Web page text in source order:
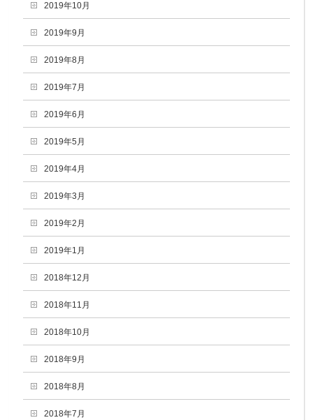
2019年10月
2019年9月
2019年8月
2019年7月
2019年6月
2019年5月
2019年4月
2019年3月
2019年2月
2019年1月
2018年12月
2018年11月
2018年10月
2018年9月
2018年8月
2018年7月